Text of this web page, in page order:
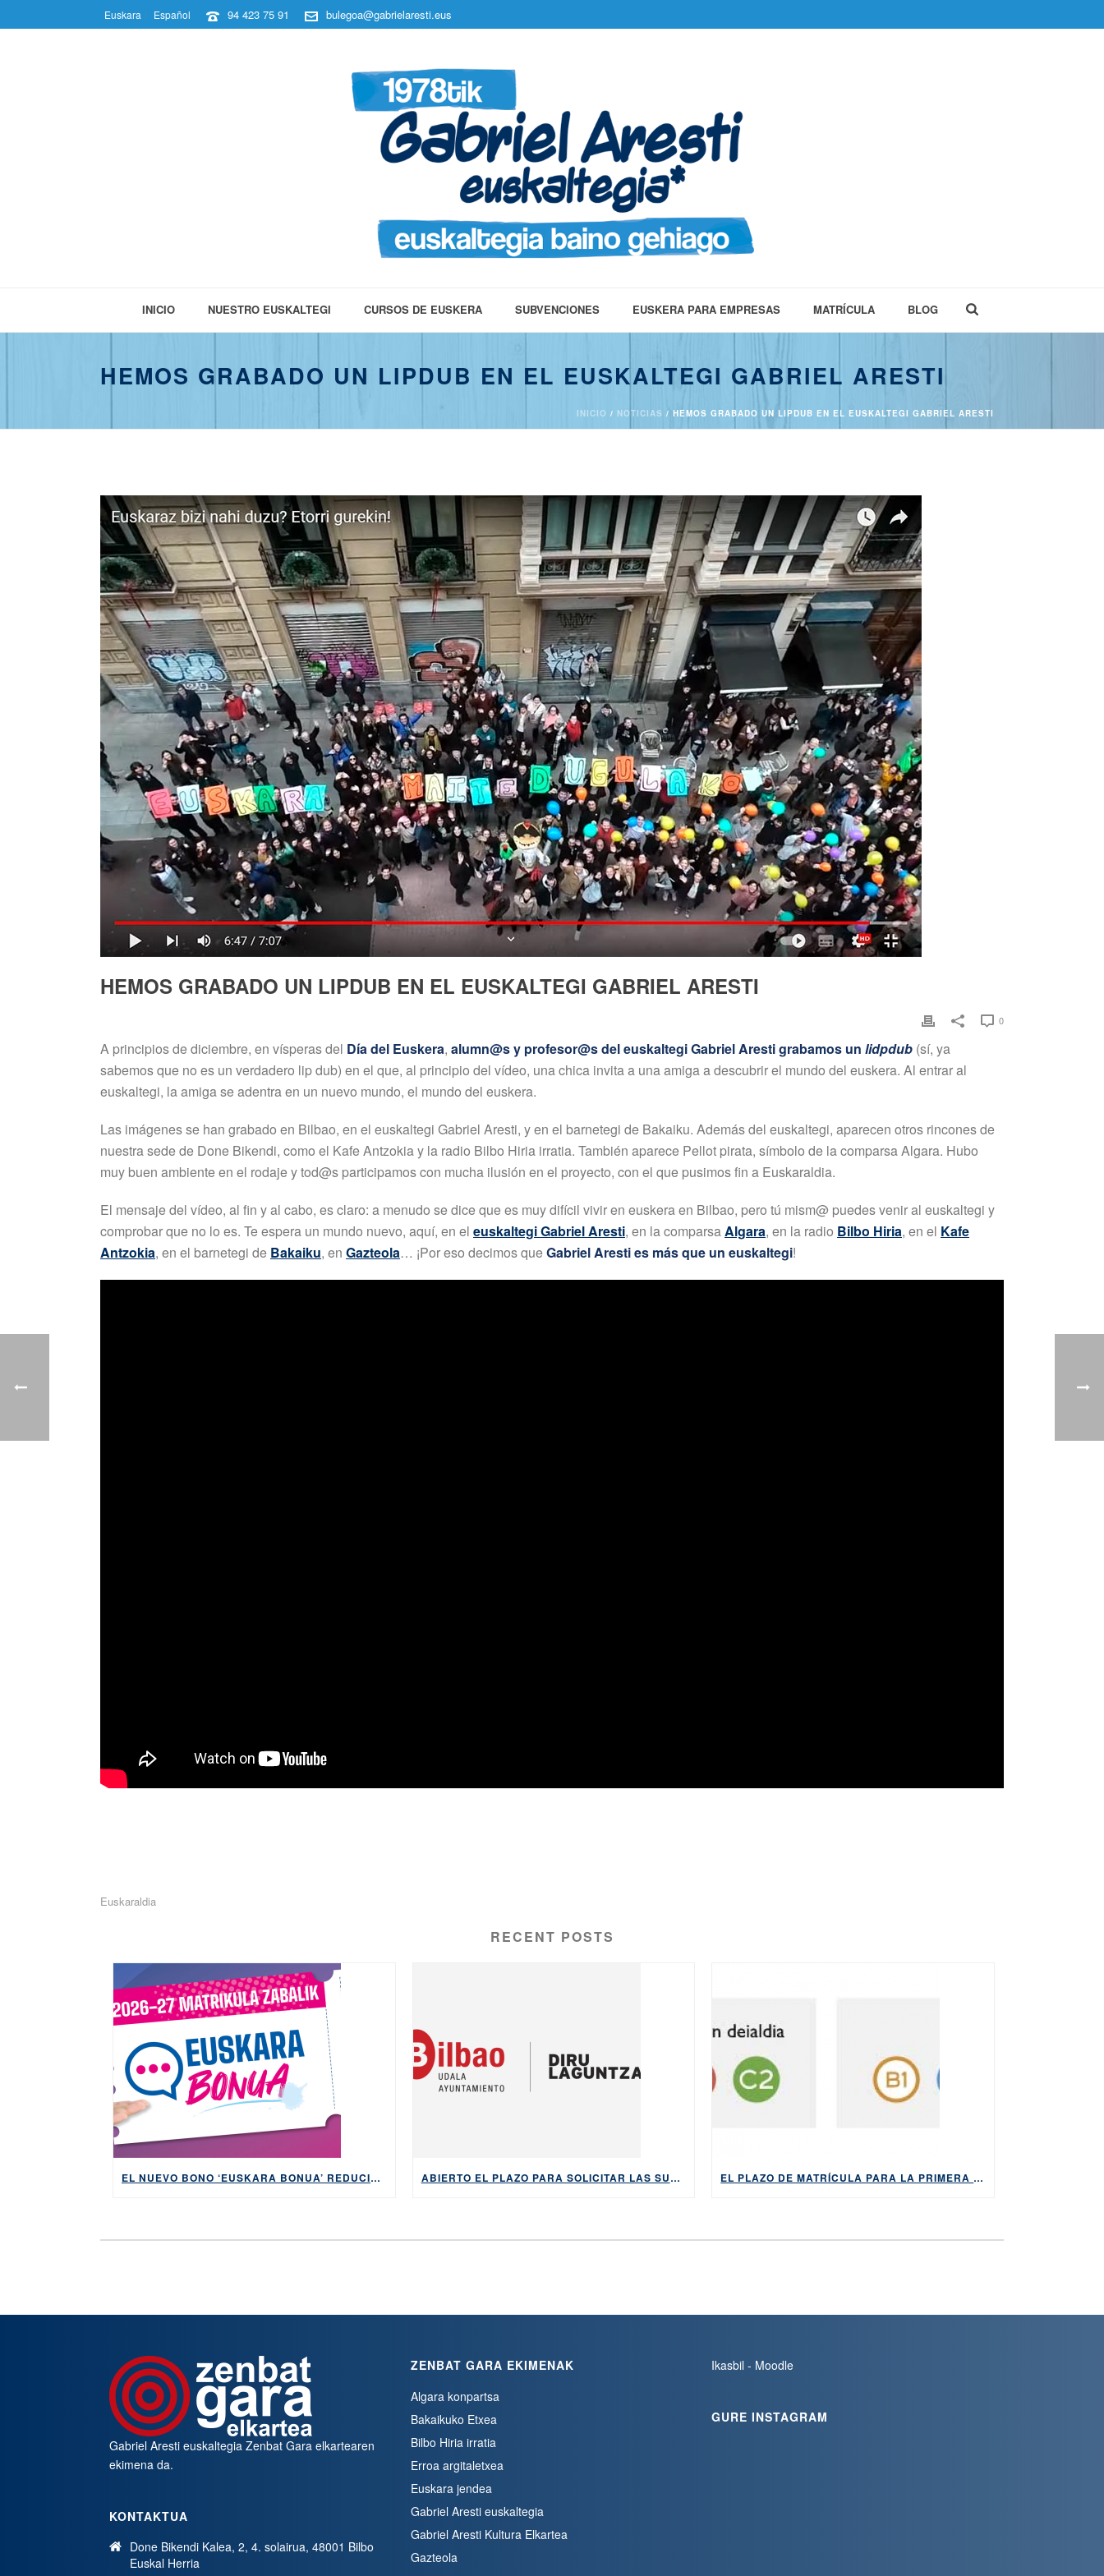
Euskara Español 94 423 75 91 bulegoa@gabrielaresti.eus
INICIO NUESTRO EUSKALTEGI CURSOS DE EUSKERA SUBVENCIONES EUSKERA PARA EMPRESAS MATRÍCULA BLOG
HEMOS GRABADO UN LIPDUB EN EL EUSKALTEGI GABRIEL ARESTI
INICIO / NOTICIAS / HEMOS GRABADO UN LIPDUB EN EL EUSKALTEGI GABRIEL ARESTI
HEMOS GRABADO UN LIPDUB EN EL EUSKALTEGI GABRIEL ARESTI
0
A principios de diciembre, en vísperas del Día del Euskera, alumn@s y profesor@s del euskaltegi Gabriel Aresti grabamos un lidpdub (sí, ya
sabemos que no es un verdadero lip dub) en el que, al principio del vídeo, una chica invita a una amiga a descubrir el mundo del euskera. Al entrar al
euskaltegi, la amiga se adentra en un nuevo mundo, el mundo del euskera.
Las imágenes se han grabado en Bilbao, en el euskaltegi Gabriel Aresti, y en el barnetegi de Bakaiku. Además del euskaltegi, aparecen otros rincones de
nuestra sede de Done Bikendi, como el Kafe Antzokia y la radio Bilbo Hiria irratia. También aparece Pellot pirata, símbolo de la comparsa Algara. Hubo
muy buen ambiente en el rodaje y tod@s participamos con mucha ilusión en el proyecto, con el que pusimos fin a Euskaraldia.
El mensaje del vídeo, al fin y al cabo, es claro: a menudo se dice que es muy difícil vivir en euskera en Bilbao, pero tú mism@ puedes venir al euskaltegi y
comprobar que no lo es. Te espera un mundo nuevo, aquí, en el euskaltegi Gabriel Aresti, en la comparsaAlgara, en la radio Bilbo Hiria, en el Kafe
Antzokia, en el barnetegi de Bakaiku, en Gazteola… ¡Por eso decimos queGabriel Aresti es más que un euskaltegi!
Euskaraldia
RECENT POSTS
EL NUEVO BONO ‘EUSKARA BONUA’ REDUCIRÁ EL COSTE Y LA BUROCRACIA PARA APRENDER EUSKERA DESDE CERO ABIERTO EL PLAZO PARA SOLICITAR LAS SUBVENCIONES DEL AYUNTAMIENTO DE BILBAO PARA APRENDER EUSKARA, HASTA EL 5 DE MAYO DE 2026 EL PLAZO DE MATRÍCULA PARA LA PRIMERA CONVOCATORIA DE 2026 DE LOS EXÁMENES DE HABE ESTARÁ ABIERTO DEL 9 AL 14 DE ABRIL
Gabriel Aresti euskaltegia Zenbat Gara elkartearen
ekimena da.
KONTAKTUA
Done Bikendi Kalea, 2, 4. solairua, 48001 Bilbo
Euskal Herria
ZENBAT GARA EKIMENAK
Algara konpartsa
Bakaikuko Etxea
Bilbo Hiria irratia
Erroa argitaletxea
Euskara jendea
Gabriel Aresti euskaltegia
Gabriel Aresti Kultura Elkartea
Gazteola
Ikasbil - Moodle
GURE INSTAGRAM